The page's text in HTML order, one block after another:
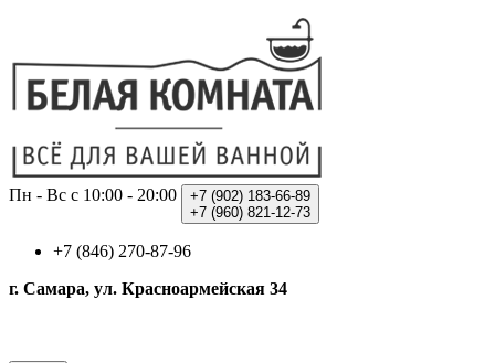
Пн - Вс с 10:00 - 20:00 +7 (902) 183-66-89
+7 (960) 821-12-73
+7 (846) 270-87-96
г. Самара, ул. Красноармейская 34